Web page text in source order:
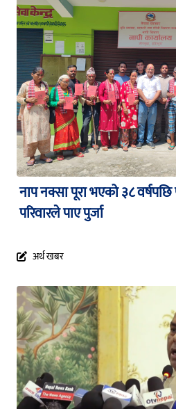
नाप नक्सा पूरा भएको ३८
परिवारले पाए पुर्जा
अर्थ खबर